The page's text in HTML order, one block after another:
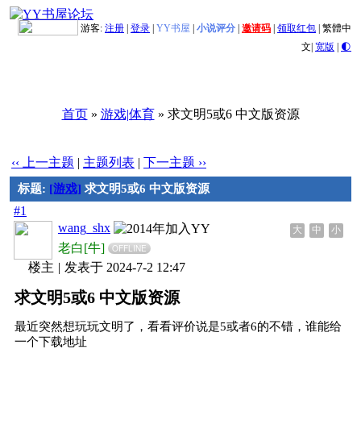
游客: 注册 登录 YY书屋 小说评分 邀请码 领取红包 繁體中
文| 宽版 | 🌓
首页» 游戏|体育» 求文明5或6 中文版资源
‹‹ 上一主题 | 主题列表 | 下一主题 ››
标题: [游戏] 求文明5或6 中文版资源
#1
大 中 小
wang_shx
老白[牛]
OFFLINE
楼主 | 发表于 2024-7-2 12:47
求文明5或6 中文版资源
最近突然想玩玩文明了，看看评价说是5或者6的不错，谁能给
一个下载地址